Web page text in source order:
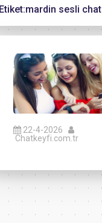
Etiket:mardin sesli chat
22-4-2026
Chatkeyfi.com.tr